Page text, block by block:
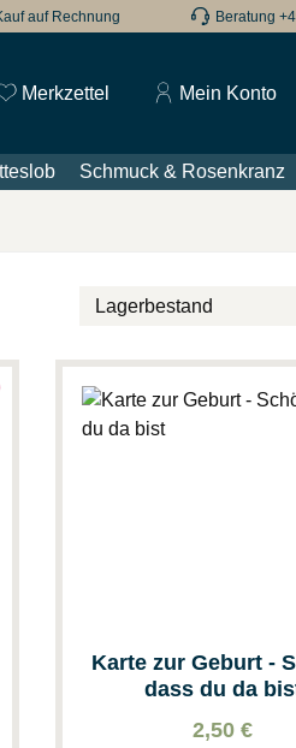
auf Rechnung Beratung
Merkzettel Du hast 0 Produkte
Mein Konto
Schmuck & Rosenkranz
Karte zur Geburt -
dass du da
2,50 €